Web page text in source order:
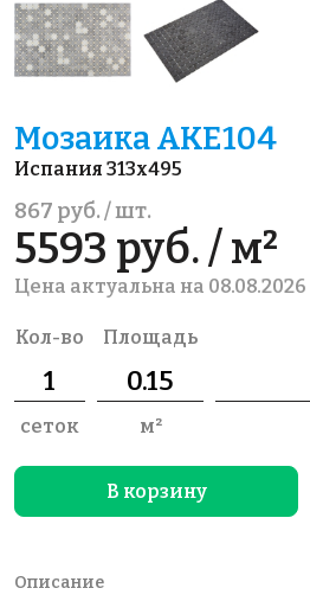
Мозаика AKE104
Испания 313x495
867 руб. / шт.
5593 руб. / м²
Цена актуальна на 08.08.2026
Кол-во
сеток
Площадь
м²
В корзину
Описание